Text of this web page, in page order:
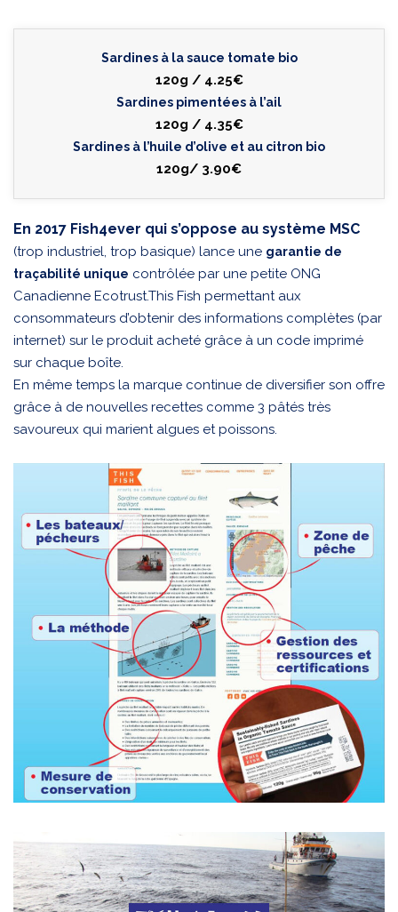
Sardines à la sauce tomate bio
120g / 4.25€
Sardines pimentées à l’ail
120g / 4.35€
Sardines à l’huile d’olive et au citron bio
120g/ 3.90€
En 2017 Fish4ever qui s’oppose au système MSC
(trop industriel, trop basique) lance une garantie de
traçabilité unique contrôlée par une petite ONG
Canadienne Ecotrust.This Fish permettant aux
consommateurs d’obtenir des informations complètes (par
internet) sur le produit acheté grâce à un code imprimé
sur chaque boîte.
En même temps la marque continue de diversifier son offre
grâce à de nouvelles recettes comme 3 pâtés très
savoureux qui marient algues et poissons.